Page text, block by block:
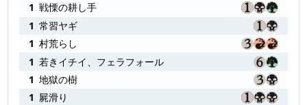
1 戦慄の耕し手
1 常習ヤギ
1 村荒らし
1 若きイチイ、フェラフォール
1 地獄の樹
1 屍滑り